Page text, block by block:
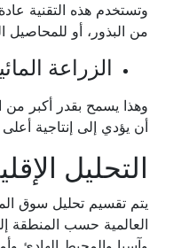
وتستخدم هذه التقنية
من البذور، أو
الزراعة
وهذا يسمح بقدر أكبر من
أن يؤدي إلى إنتاجية
التحليل
يتم تقسيم تحليل سوق
العالمية حسب المنطقة